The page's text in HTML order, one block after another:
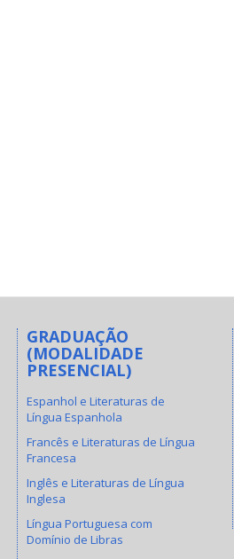
GRADUAÇÃO
(MODALIDADE
PRESENCIAL)
Espanhol e Literaturas de
Língua Espanhola
Francês e Literaturas de Língua
Francesa
Inglês e Literaturas de Língua
Inglesa
Língua Portuguesa com
Domínio de Libras